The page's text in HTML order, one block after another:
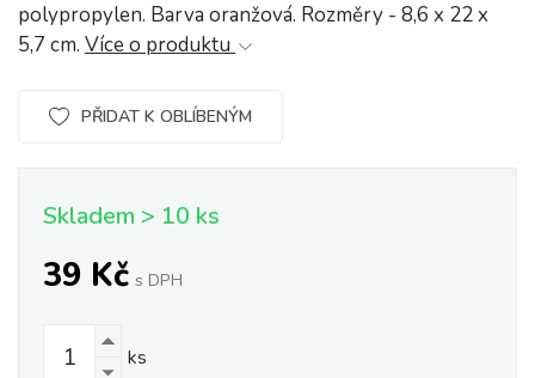
polypropylen. Barva oranžová. Rozměry - 8,6 x 22 x
5,7 cm. Více o produktu
PŘIDAT K OBLÍBENÝM
Skladem > 10 ks
39 Kč s DPH
ks